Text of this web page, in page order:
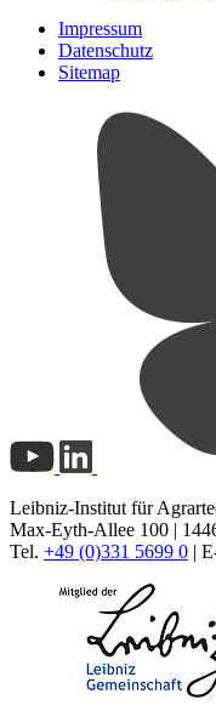
Impressum
Datenschutz
Sitemap
Leibniz-Institut für
Max-Eyth-Allee 100 |
Tel. +49 (0)331 5699 0 |